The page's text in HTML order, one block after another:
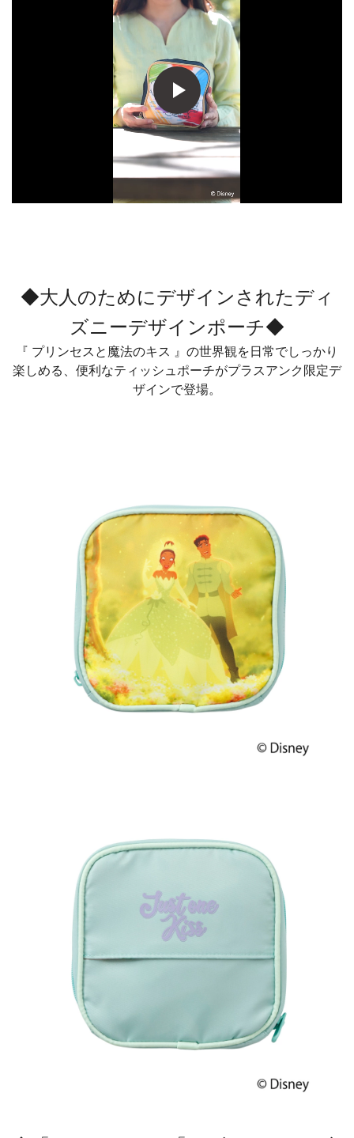
◆大人のためにデザインされたディ
ズニーデザインポーチ◆
『 プリンセスと魔法のキス 』の世界観を日常でしっかり
楽しめる、便利なティッシュポーチがプラスアンク限定デ
ザインで登場。